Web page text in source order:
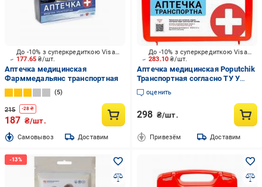
177.65₴/шт.
До -10% з суперкредиткою Visa Вигода
Аптечка медицинская
Фарммедальянс транспортная
5
215 -28 ₴
187 ₴/шт.
Cамовывоз Доставим
283.10₴/шт.
До -10% з суперкредиткою Visa Вигода
Аптечка медицинская Poputchik
Транспортная согласно ТУ У
21.2-35975233-001:2018
оценить
298 ₴/шт.
Привезём Доставим